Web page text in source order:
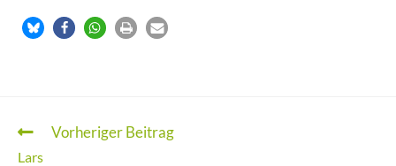
Vorheriger Beitrag
Lars